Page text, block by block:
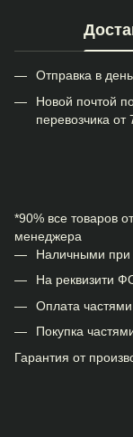
Отправка в
Новой почтой
перевозчика от
*90% все товаров
менеджера
Наличными при
На реквизити
Оплата
Покупка
Гарантия от